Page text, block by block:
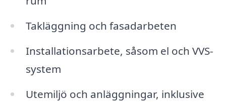
Takläggning och fasadarbeten
Installationsarbete, såsom el och VVS-
system
Utemiljö och anläggningar, inklusive